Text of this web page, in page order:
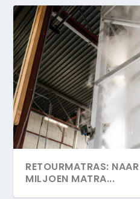
RETOURMATRAS:
MILJOEN MATRA...